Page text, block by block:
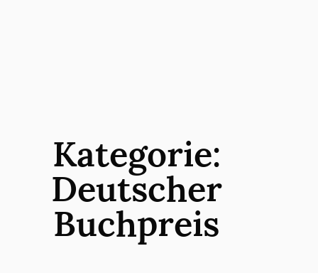
Kategorie:
Deutscher
Buchpreis